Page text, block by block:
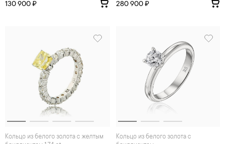
130 900 ₽ 280 900 ₽
Кольцо из белого золота с желтым
Кольцо из белого золота с